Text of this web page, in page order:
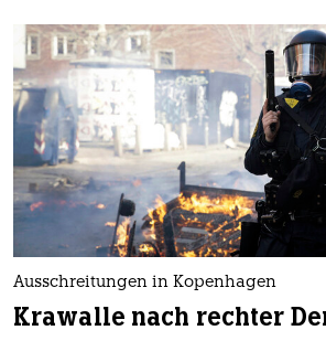
Ausschreitungen in Kopenhagen
Krawalle nach rechter